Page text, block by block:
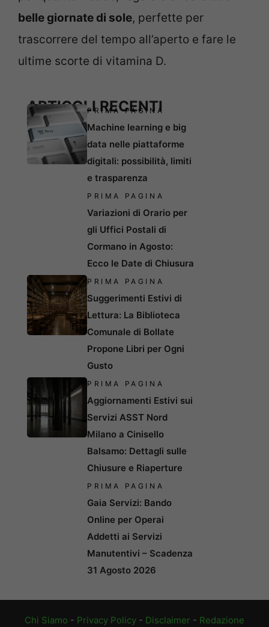
belle giornate di sole, perfette per
trascorrere del tempo all’aperto e fare le
ultime scorte di vitamina D.
ARTICOLI RECENTI
PRIMA PAGINA
Machine learning e big
data nelle piattaforme
digitali: possibilità, limiti
e trasparenza
PRIMA PAGINA
Variazioni di Orario per
gli Uffici Postali di
Cormano in Agosto:
Ecco le Date di Chiusura
PRIMA PAGINA
Suggerimenti Estivi di
Lettura: La Biblioteca
Comunale di Bollate
Propone Libri per Ogni
Gusto
PRIMA PAGINA
Aggiornamenti Estivi sui
Servizi ASST Nord
Milano a Cinisello
Balsamo: Dettagli sulle
Chiusure e Riaperture
PRIMA PAGINA
Gaia Servizi: Bando
Online per Operai
Addetti ai Servizi
Manutentivi – Scadenza
31 Agosto 2026
Chi Siamo - Privacy Policy - Disclaimer - Redazione